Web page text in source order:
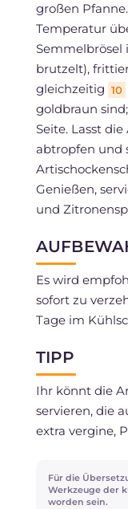
großen
Temperatur
Semmelbrösel
brutzelt),
gleichzeitig 10
goldbraun
Seite. Lasst
abtropfen und
Genießen,
und
Es wird
sofort zu
Tage im
Ihr könnt die
einfrieren und
wobei die
TIPP
Ihr könnt die
servieren, die
extra vergine,
Für die
Werkzeuge der
worden sein.